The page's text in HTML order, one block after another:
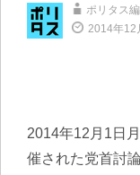
ポリタス編
2014年12
2014年12月1日
催された党首討